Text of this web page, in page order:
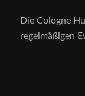
Die Cologne
regelmäßigen